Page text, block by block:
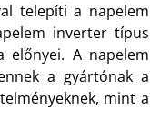
telepíti a napelem
inverter típus
előnyei. A napelem
a gyártónak a
mint a